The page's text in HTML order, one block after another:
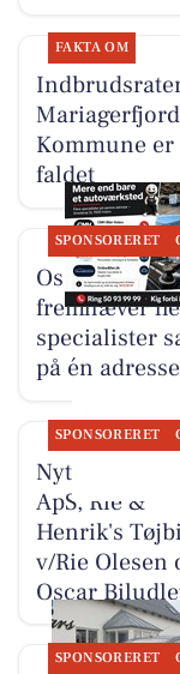
FAKTA OM
Mariagerfjord
Kommune er
faldet
SPONSORERET
Oscar
fremhæver
specialister
på én adresse
SPONSORERET
Nyt fra TT
ApS, Rie &
Henrik's
v/Rie Olesen
Oscar
SPONSORERET